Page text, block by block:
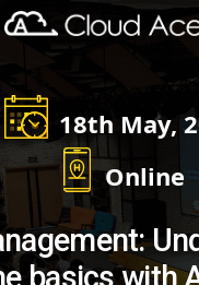
18th May,
Online
basics with